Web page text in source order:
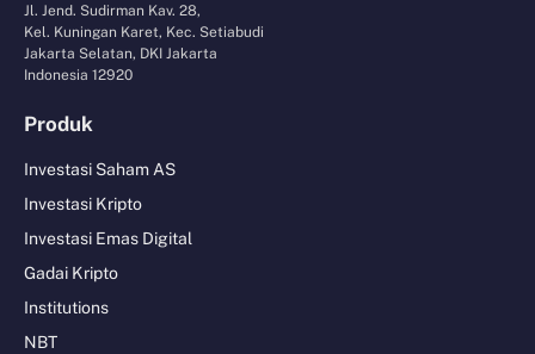
Jl. Jend. Sudirman Kav. 28,
Kel. Kuningan Karet, Kec. Setiabudi
Jakarta Selatan, DKI Jakarta
Indonesia 12920
Produk
Investasi Saham AS
Investasi Kripto
Investasi Emas Digital
Gadai Kripto
Institutions
NBT